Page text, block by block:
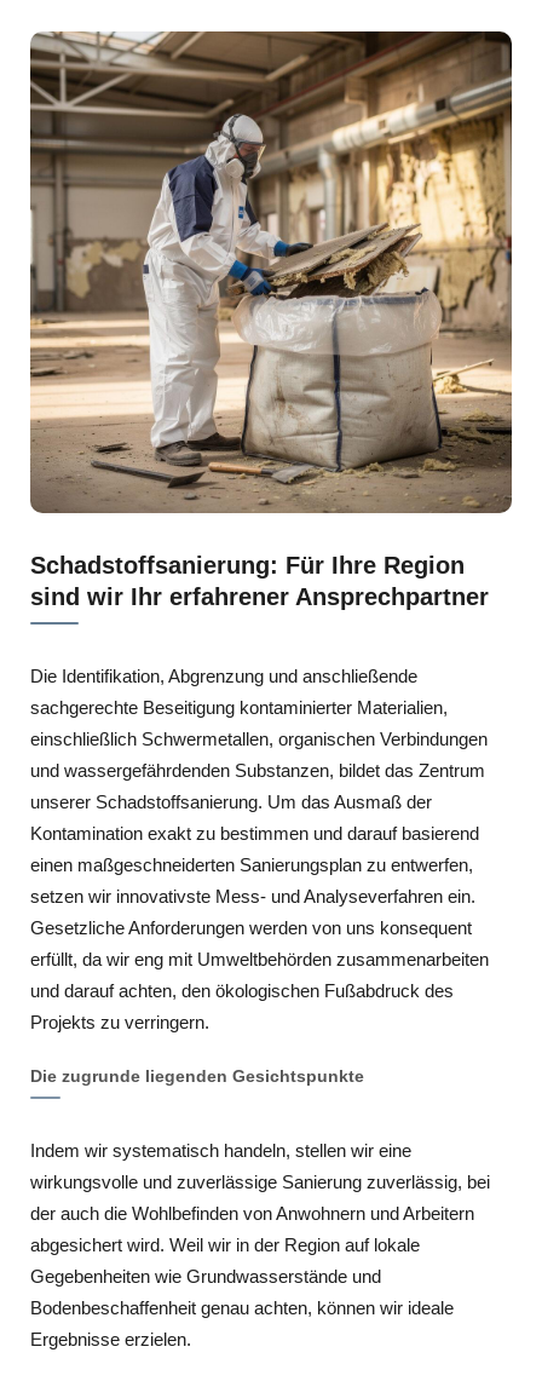
Schadstoffsanierung: Für Ihre Region
sind wir Ihr erfahrener Ansprechpartner
Die Identifikation, Abgrenzung und anschließende
sachgerechte Beseitigung kontaminierter Materialien,
einschließlich Schwermetallen, organischen Verbindungen
und wassergefährdenden Substanzen, bildet das Zentrum
unserer Schadstoffsanierung. Um das Ausmaß der
Kontamination exakt zu bestimmen und darauf basierend
einen maßgeschneiderten Sanierungsplan zu entwerfen,
setzen wir innovativste Mess- und Analyseverfahren ein.
Gesetzliche Anforderungen werden von uns konsequent
erfüllt, da wir eng mit Umweltbehörden zusammenarbeiten
und darauf achten, den ökologischen Fußabdruck des
Projekts zu verringern.
Die zugrunde liegenden Gesichtspunkte
Indem wir systematisch handeln, stellen wir eine
wirkungsvolle und zuverlässige Sanierung zuverlässig, bei
der auch die Wohlbefinden von Anwohnern und Arbeitern
abgesichert wird. Weil wir in der Region auf lokale
Gegebenheiten wie Grundwasserstände und
Bodenbeschaffenheit genau achten, können wir ideale
Ergebnisse erzielen.